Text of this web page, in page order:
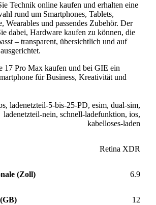
Technik online kaufen und erhalten eine
rund um Smartphones, Tablets,
Wearables und passendes Zubehör. Der
dabei, Hardware kaufen zu können, die
– transparent, übersichtlich und auf
17 Pro Max kaufen und bei GIE ein
für Business, Kreativität und
, ladenetzteil-5-bis-25-PD, esim, dual-sim,
ladenetzteil-nein, schnell-ladefunktion, ios,
kabelloses-laden
Retina XDR
(Zoll) 6.9
12